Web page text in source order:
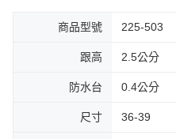
商品型號 225-503
跟高 2.5公分
防水台 0.4公分
尺寸 36-39